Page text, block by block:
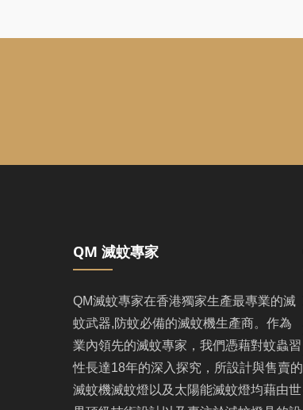
QM 滅蚊專家
QM滅蚊專家在香港獨家生產最專業的滅
蚊武器,防蚊必備的滅蚊機生產商。作為
業內領先的滅蚊專家，我們憑藉對蚊蟲習
性長達18年的深入探究，所設計與售賣的
滅蚊機滅蚊燈以及太陽能滅蚊燈均藉由世